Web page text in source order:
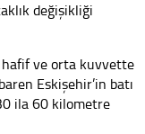
değişikliği
hafif ve orta kuvvette
Eskişehir’in batı
ila 60 kilometre